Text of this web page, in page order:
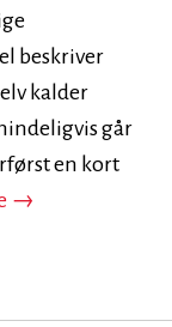
beskriver
kalder
går
en kort
Alfred Theodor
→